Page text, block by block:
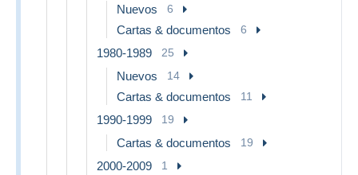
Nuevos 6
Cartas & documentos 6
1980-1989 25
Nuevos 14
Cartas & documentos 11
1990-1999 19
Cartas & documentos 19
2000-2009 1